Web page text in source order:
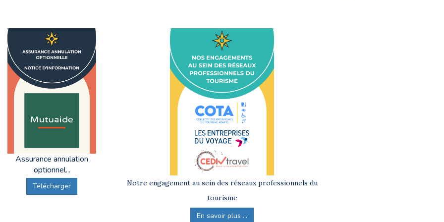
Assurance annulation
optionnel...
Télécharger
Notre engagement au sein des réseaux professionnels du
tourisme
En savoir plus ...